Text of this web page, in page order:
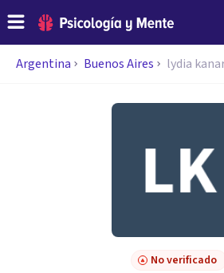
Argentina Buenos Aires lydia
No verificado